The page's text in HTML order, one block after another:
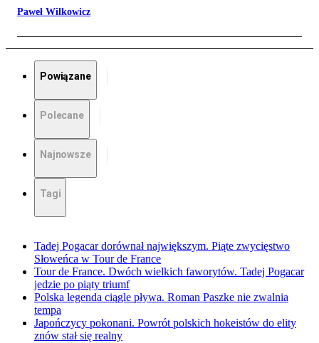
Paweł Wilkowicz
Powiązane
Polecane
Najnowsze
Tagi
Tadej Pogacar dorównał największym. Piąte zwycięstwo
Słoweńca w Tour de France
Tour de France. Dwóch wielkich faworytów. Tadej Pogacar
jedzie po piąty triumf
Polska legenda ciągle pływa. Roman Paszke nie zwalnia
tempa
Japończycy pokonani. Powrót polskich hokeistów do elity
znów stał się realny